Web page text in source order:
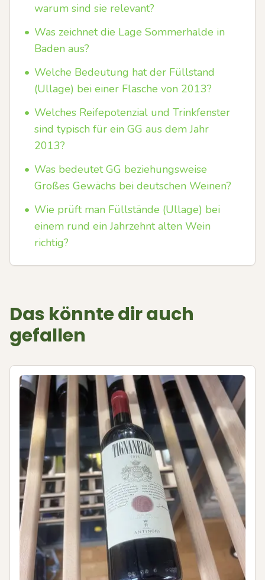
warum sind sie relevant?
• Was zeichnet die Lage Sommerhalde in
Baden aus?
• Welche Bedeutung hat der Füllstand
(Ullage) bei einer Flasche von 2013?
• Welches Reifepotenzial und Trinkfenster
sind typisch für ein GG aus dem Jahr
2013?
• Was bedeutet GG beziehungsweise
Großes Gewächs bei deutschen Weinen?
• Wie prüft man Füllstände (Ullage) bei
einem rund ein Jahrzehnt alten Wein
richtig?
Das könnte dir auch
gefallen